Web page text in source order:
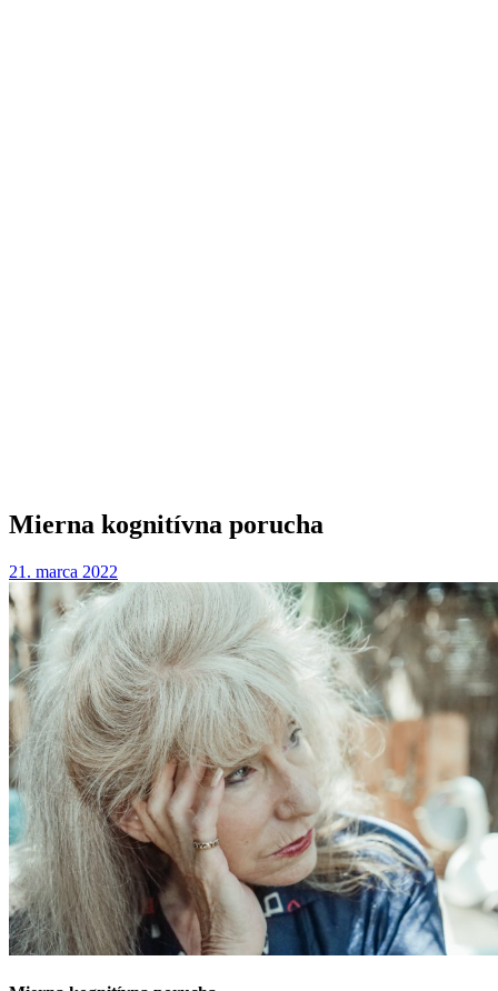
Mierna kognitívna porucha
21. marca 2022